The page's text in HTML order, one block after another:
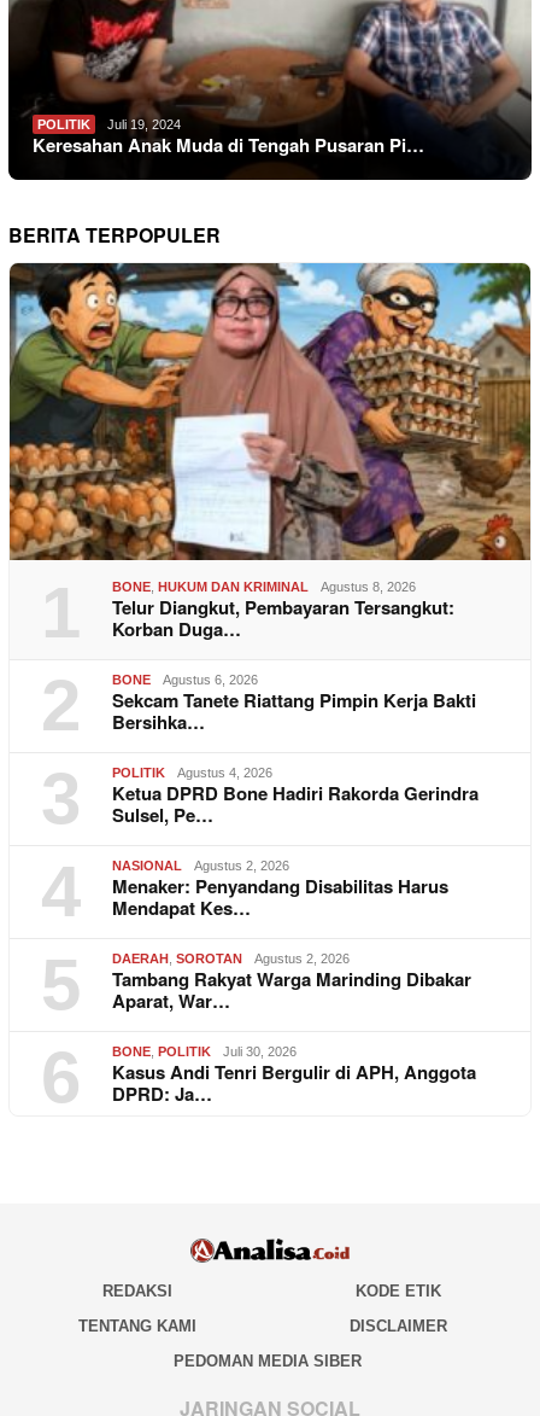
POLITIK Juli 19, 2024
Keresahan Anak Muda di Tengah Pusaran Pi…
BERITA TERPOPULER
1 BONE HUKUM DAN KRIMINAL Agustus 8, 2026
Telur Diangkut, Pembayaran Tersangkut:
Korban Duga…
2 BONE Agustus 6, 2026
Sekcam Tanete Riattang Pimpin Kerja Bakti
Bersihka…
3 POLITIK Agustus 4, 2026
Ketua DPRD Bone Hadiri Rakorda Gerindra
Sulsel, Pe…
4 NASIONAL Agustus 2, 2026
Menaker: Penyandang Disabilitas Harus
Mendapat Kes…
5 DAERAH SOROTAN Agustus 2, 2026
Tambang Rakyat Warga Marinding Dibakar
Aparat, War…
6 BONE POLITIK Juli 30, 2026
Kasus Andi Tenri Bergulir di APH, Anggota
DPRD: Ja…
REDAKSI
KODE ETIK
TENTANG KAMI
DISCLAIMER
PEDOMAN MEDIA SIBER
JARINGAN SOCIAL